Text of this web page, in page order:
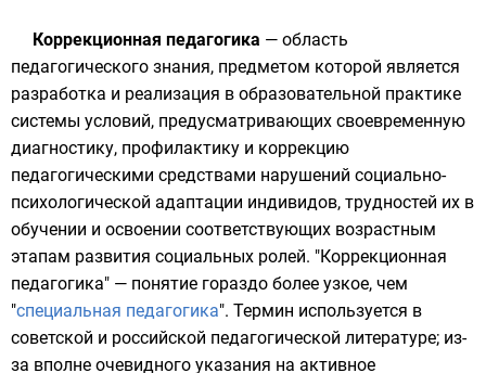
Коррекционная педагогика — область
педагогического знания, предметом которой является
разработка и реализация в образовательной практике
системы условий, предусматривающих своевременную
диагностику, профилактику и коррекцию
педагогическими средствами нарушений социально-
психологической адаптации индивидов, трудностей их в
обучении и освоении соответствующих возрастным
этапам развития социальных ролей. "Коррекционная
педагогика" — понятие гораздо более узкое, чем
"специальная педагогика". Термин используется в
советской и российской педагогической литературе; из-
за вполне очевидного указания на активное